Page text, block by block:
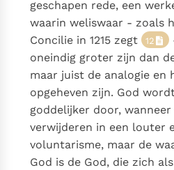
geschapen rede, een
waarin weliswaar - zoals
Concilie in 1215 zegt
12
oneindig groter zijn dan
maar juist de analogie en
opgeheven zijn. God
goddelijker door,
verwijderen in een louter
voluntarisme, maar de
God is de God, die zich